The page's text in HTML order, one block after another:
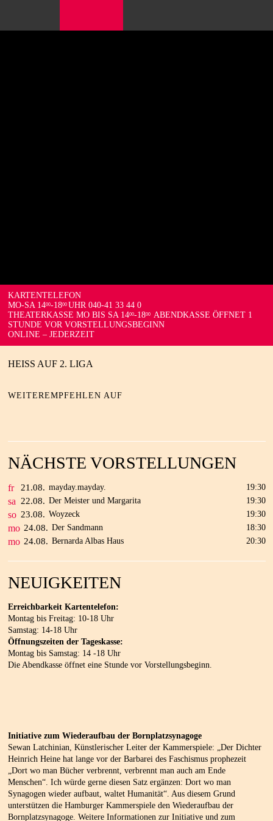
KARTENTELEFON
MO-SA 1400-1800 UHR 040-41 33 44 0
THEATERKASSE MO BIS SA 1400-1800 ABENDKASSE ÖFFNET 1
STUNDE VOR VORSTELLUNGSBEGINN
ONLINE – JEDERZEIT
HEISS AUF 2. LIGA
WEITEREMPFEHLEN AUF
NÄCHSTE VORSTELLUNGEN
fr 21.08. mayday.mayday. 19:30
sa 22.08. Der Meister und Margarita 19:30
so 23.08. Woyzeck 19:30
mo 24.08. Der Sandmann 18:30
mo 24.08. Bernarda Albas Haus 20:30
NEUIGKEITEN
Erreichbarkeit Kartentelefon:
Montag bis Freitag: 10-18 Uhr
Samstag: 14-18 Uhr
Öffnungszeiten der Tageskasse:
Montag bis Samstag: 14 -18 Uhr
Die Abendkasse öffnet eine Stunde vor Vorstellungsbeginn.
Initiative zum Wiederaufbau der Bornplatzsynagoge
Sewan Latchinian, Künstlerischer Leiter der Kammerspiele: „Der Dichter
Heinrich Heine hat lange vor der Barbarei des Faschismus prophezeit
„Dort wo man Bücher verbrennt, verbrennt man auch am Ende
Menschen“. Ich würde gerne diesen Satz ergänzen: Dort wo man
Synagogen wieder aufbaut, waltet Humanität“. Aus diesem Grund
unterstützen die Hamburger Kammerspiele den Wiederaufbau der
Bornplatzsynagoge. Weitere Informationen zur Initiative und zum